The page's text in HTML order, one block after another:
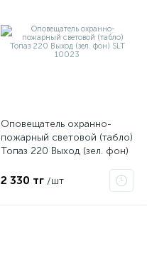
Оповещатель охранно-
пожарный световой (табло)
Топаз 220 Выход (зел. фон)
2 330 тг /шт